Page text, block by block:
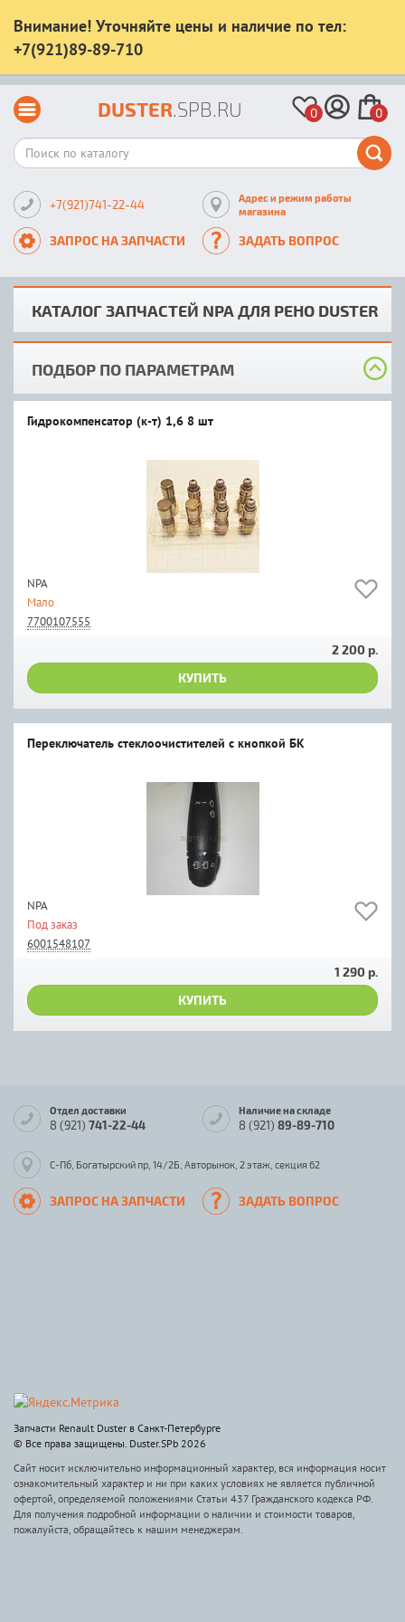
Внимание! Уточняйте цены и наличие по тел:
+7(921)89-89-710
DUSTER.SPB.RU 0 0
+7(921)741-22-44
Адрес и режим работы
магазина
ЗАПРОС НА ЗАПЧАСТИ ЗАДАТЬ ВОПРОС
КАТАЛОГ ЗАПЧАСТЕЙ NPA ДЛЯ РЕНО DUSTER
ПОДБОР ПО ПАРАМЕТРАМ
Гидрокомпенсатор (к-т) 1,6 8 шт
NPA
Мало
7700107555
2 200 р.
КУПИТЬ
Переключатель стеклоочистителей с кнопкой БК
NPA
Под заказ
6001548107
1 290 р.
КУПИТЬ
Отдел доставки
8 (921) 741-22-44
Наличие на складе
8 (921) 89-89-710
С-Пб, Богатырский пр, 14/2Б, Авторынок, 2 этаж, секция 62
ЗАПРОС НА ЗАПЧАСТИ ЗАДАТЬ ВОПРОС
Запчасти Renault Duster в Санкт-Петербурге
© Все права защищены. Duster.SPb 2026
Сайт носит исключительно информационный характер, вся информация носит
ознакомительный характер и ни при каких условиях не является публичной
офертой, определяемой положениями Статьи 437 Гражданского кодекса РФ.
Для получения подробной информации о наличии и стоимости товаров,
пожалуйста, обращайтесь к нашим менеджерам.